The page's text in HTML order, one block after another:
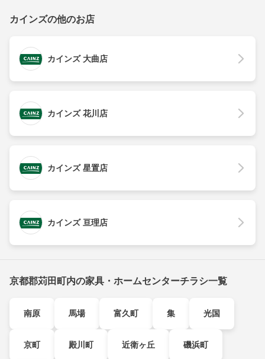
カインズの他のお店
カインズ 大曲店
カインズ 花川店
カインズ 星置店
カインズ 亘理店
京都郡苅田町内の家具・ホームセンターチラシ一覧
南原 馬場 富久町 集 光国
京町 殿川町 近衛ヶ丘 磯浜町